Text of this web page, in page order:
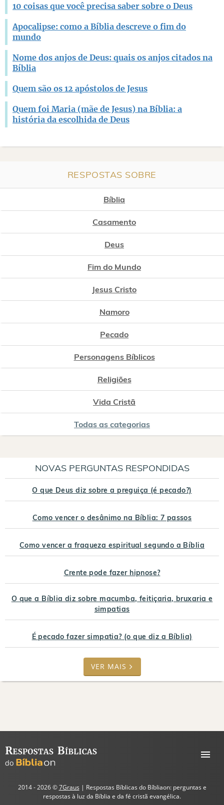
10 coisas que você precisa saber sobre o Deus
Apocalipse: como a Bíblia descreve o fim do
mundo
Nome dos anjos de Deus: quais os anjos citados na
Bíblia
Quem são os 12 apóstolos de Jesus
Quem foi Maria (mãe de Jesus) na Bíblia: a
história da escolhida de Deus
RESPOSTAS SOBRE
Bíblia
Casamento
Deus
Fim do Mundo
Jesus Cristo
Namoro
Pecado
Personagens Bíblicos
Religiões
Vida Cristã
Todas as categorias
NOVAS PERGUNTAS RESPONDIDAS
O que Deus diz sobre a preguiça (é pecado?)
Como vencer o desânimo na Bíblia: 7 passos
Como vencer a fraqueza espiritual segundo a Bíblia
Crente pode fazer hipnose?
O que a Bíblia diz sobre macumba, feitiçaria, bruxaria e
simpatias
É pecado fazer simpatia? (o que diz a Bíblia)
VER MAIS
2014 - 2026 ©7Graus | Respostas Bíblicas do Bíbliaon: perguntas e
respostas à luz da Bíblia e da fé cristã evangélica.